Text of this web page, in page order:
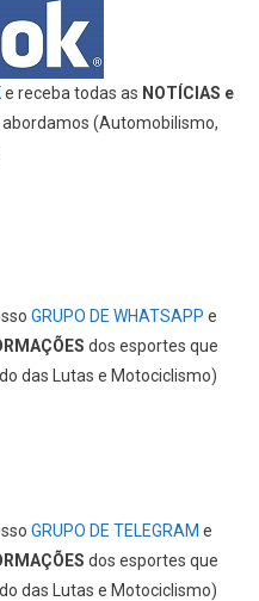
e receba todas as NOTÍCIAS e
(Automobilismo,
GRUPO DE WHATSAPP e
dos esportes que
das Lutas e Motociclismo)
GRUPO DE TELEGRAM e
dos esportes que
das Lutas e Motociclismo)